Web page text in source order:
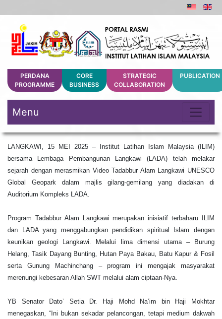
PERDANA
PROGRAMME
CORE
BUSINESS
STRATEGIC
COLLABORATION
PUBLICATION
Menu
LANGKAWI, 15 MEI 2025 – Institut Latihan Islam Malaysia (ILIM)
bersama Lembaga Pembangunan Langkawi (LADA) telah melakar
sejarah dengan merasmikan Video Tadabbur Alam Langkawi UNESCO
Global Geopark dalam majlis gilang-gemilang yang diadakan di
Auditorium Kompleks LADA.
Program Tadabbur Alam Langkawi merupakan inisiatif terbaharu ILIM
dan LADA yang menggabungkan pendidikan spiritual Islam dengan
keunikan geologi Langkawi. Melalui lima dimensi utama – Burung
Helang, Tasik Dayang Bunting, Hutan Paya Bakau, Batu Kapur & Fosil
serta Gunung Machinchang – program ini mengajak masyarakat
merenungi kebesaran Allah SWT melalui alam ciptaan-Nya.
YB Senator Dato’ Setia Dr. Haji Mohd Na’im bin Haji Mokhtar
menegaskan, “Ini bukan sekadar pelancongan, tetapi medium dakwah